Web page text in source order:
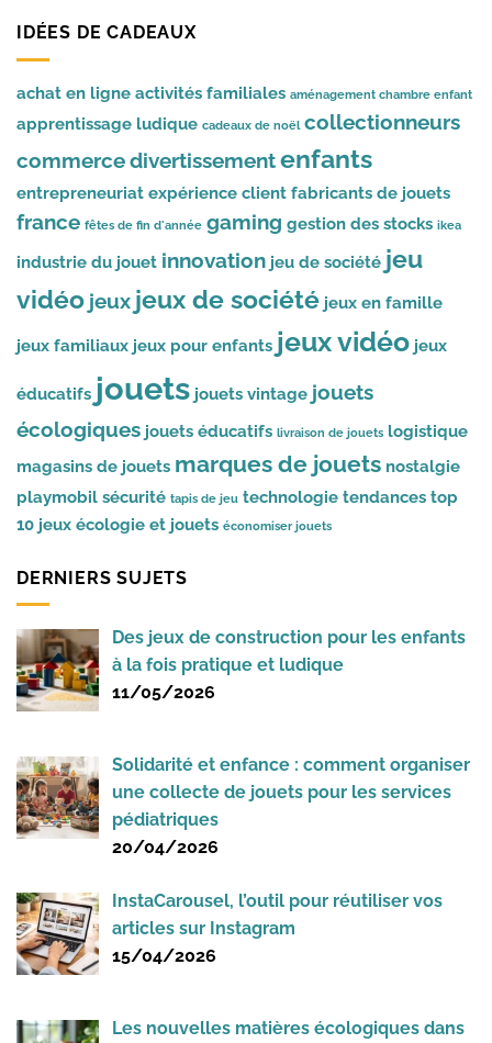
IDÉES DE CADEAUX
achat en ligne activités familiales aménagement chambre enfant
apprentissage ludique cadeaux de noël collectionneurs
commercedivertissementenfants
entrepreneuriat expérience client fabricants de jouets
france fêtes de fin d'année gaming gestion des stocks ikea
industrie du jouet innovation jeu de société jeu
vidéo jeux jeux de société jeux en famille
jeux familiaux jeux pour enfants jeux vidéo jeux
éducatifs jouets jouets vintage jouets
écologiques jouets éducatifs livraison de jouets logistique
magasins de jouets marques de jouets nostalgie
playmobil sécurité tapis de jeu technologie tendances top
10 jeux écologie et jouets économiser jouets
DERNIERS SUJETS
Des jeux de construction pour les enfants
à la fois pratique et ludique
11/05/2026
Solidarité et enfance : comment organiser
une collecte de jouets pour les services
pédiatriques
20/04/2026
InstaCarousel, l’outil pour réutiliser vos
articles sur Instagram
15/04/2026
Les nouvelles matières écologiques dans